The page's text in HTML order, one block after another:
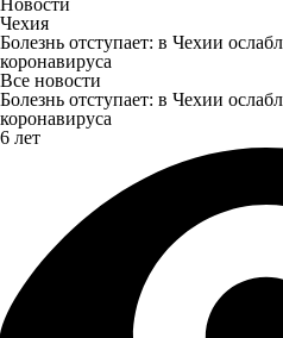
Новости
Чехия
Болезнь отступает: в Чехии
коронавируса
Все новости
Болезнь отступает: в Чехии
коронавируса
6 лет